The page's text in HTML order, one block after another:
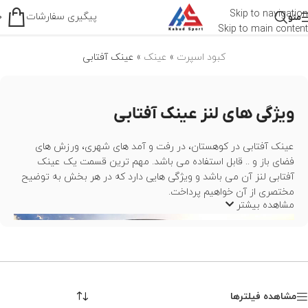
Skip to navigation
Skip to main content
منو پیگیری سفارشاتعینک آفتابی
کبود اسپرت » عینک » عینک آفتابی
ویژگی های لنز عینک آفتابی
عینک آفتابی در کوهستان، در رفت و آمد های شهری، ورزش های
فضای باز و .. قابل استفاده می باشد. مهم ترین قسمت یک عینک
آفتابی لنز آن می باشد و ویژگی هایی دارد که در هر بخش به توضیح
مختصری از آن خواهیم پرداخت.
مشاهده بیشتر
مشاهده فیلترها